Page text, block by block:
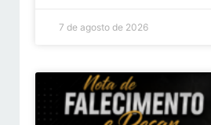
7 de agosto de 2026